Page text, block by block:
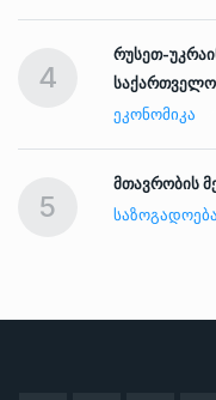
4
რუსეთ-
ᲔᲙᲝᲜᲝᲛᲘᲙᲐ
5
მთავრობის
ᲡᲐᲖᲝᲒᲐᲓᲝᲔᲑᲐ